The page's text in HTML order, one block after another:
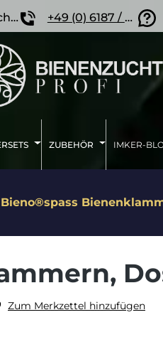
+49 (0) 6187 / 207 57 86
ZUBEHÖR IMKER-
Bieno®spass
Zum Merkzettel hinzufügen